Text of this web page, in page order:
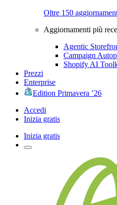
Oltre 150
Aggiornamenti più
Agentic
Campaign
Shopify AI
Prezzi
Enterprise
Edition Primavera ’26
Accedi
Inizia gratis
Inizia gratis